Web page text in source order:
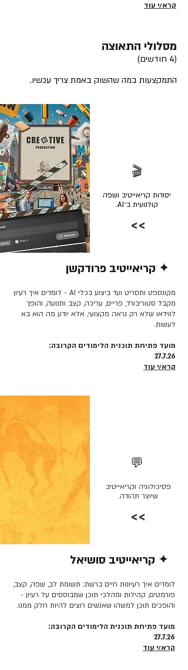
קרא/י עוד
מסלולי התאוצה
(4 חודשים)
התמקצעות במה שהשוק באמת צריך עכשיו.
🎬
יסודות קריאייטיב ושפה
קולנועית ב־AI.
>>
✦ קריאייטיב פרודקשן
מקונספט ותסריט ועד ביצוע בכלי AI - לומדים איך רעיון
מקבל סטוריבורד, פריים, עריכה, קצב ותנועה, והופך
לווידאו שלא רק נראה מקצועי, אלא יודע מה הוא בא
לעשות.
מועד פתיחת תוכנית הלימודים הקרובה:
27.7.26
קרא/י עוד
💬
פסיכולוגיה וקריאייטיב
שיוצר תהודה.
>>
✦ קריאייטיב סושיאל
לומדים איך רעיונות חיים ברשת: תשומת לב, שפה, קצב,
פורמטים, קהילות ומהלכי תוכן שמבוססים על רעיון -
והופכים תוכן למשהו שאנשים רוצים להיות חלק ממנו.
מועד פתיחת תוכנית הלימודים הקרובה:
27.7.26
קרא/י עוד